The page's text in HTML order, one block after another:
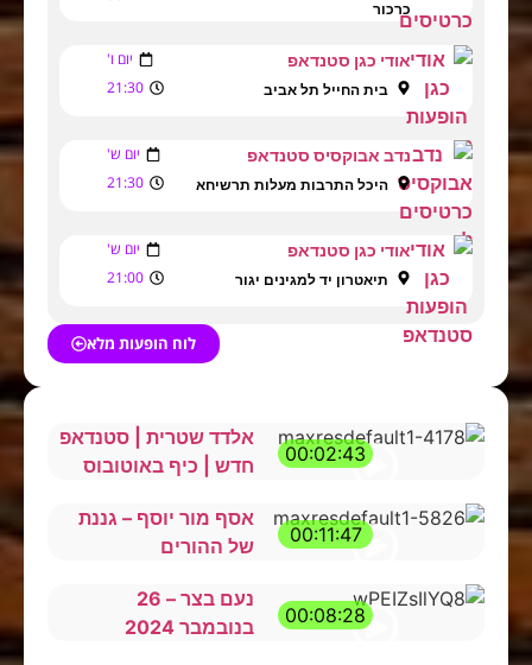
כרכור
אודי כגן סטנדאפ יום ו'
בית החייל תל אביב 21:30
נדב אבוקסיס סטנדאפ יום ש'
היכל התרבות מעלות תרשיחא 21:30
אודי כגן סטנדאפ יום ש'
תיאטרון יד למגינים יגור 21:00
לוח הופעות מלא
00:02:43
אלדד שטרית | סטנדאפ
חדש | כיף באוטובוס
00:11:47
אסף מור יוסף – גננת
של ההורים
00:08:28
נעם בצר – 26
בנובמבר 2024